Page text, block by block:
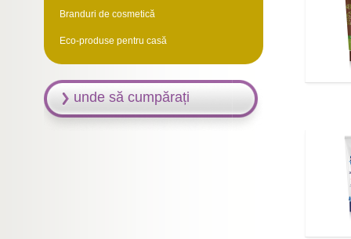
Branduri de cosmetică
Eco-produse pentru casă
unde să cumpărați